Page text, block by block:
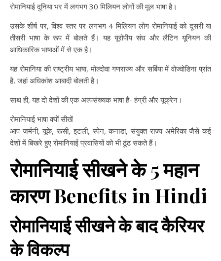
रोमानियाई दुनिया भर में लगभग 30 मिलियन लोगों की मूल भाषा है।
उसके शीर्ष पर, विश्व स्तर पर लगभग 4 मिलियन लोग रोमानियाई को दूसरी या
तीसरी भाषा के रूप में बोलते हैं। यह यूरोपीय संघ और लैटिन यूनियन की
आधिकारिक भाषाओं में से एक है।
यह रोमानिया की राष्ट्रीय भाषा, मोल्दोवा गणराज्य और सर्बिया में वोज्वोडिना प्रांत
है, जहां अधिकांश आबादी बोलती है।
साथ ही, यह दो देशों की एक अल्पसंख्यक भाषा है- हंग्री और यूक्रेन।
रोमानियाई भाषा क्यों सीखें
आप जर्मनी, यूके, रूसी, इटली, स्पेन, कनाडा, संयुक्त राज्य अमेरिका जैसे कई
देशों में बिखरे हुए रोमानियाई प्रवासियों को भी ढूंढ सकते हैं।
रोमानियाई सीखने के 5 महान
कारण Benefits in Hindi
रोमानियाई सीखने के बाद कैरियर
के विकल्प